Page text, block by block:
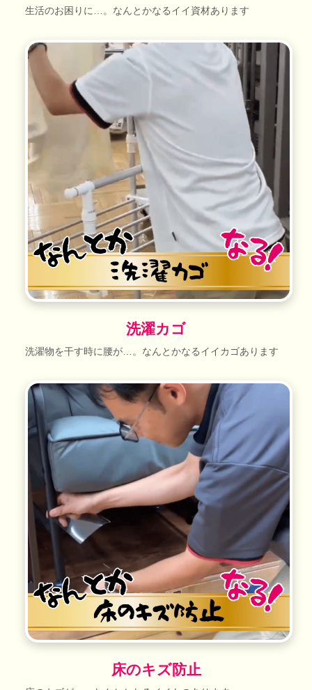
生活のお困りに…。なんとかなるイイ資材あります
洗濯カゴ
洗濯物を干す時に腰が…。なんとかなるイイカゴあります
床のキズ防止